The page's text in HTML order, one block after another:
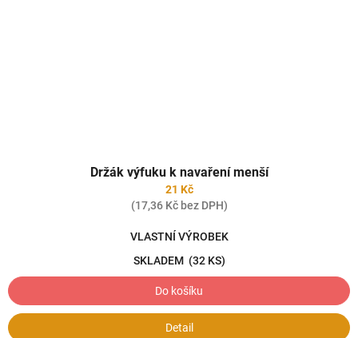
Držák výfuku k navaření menší
21 Kč
(17,36 Kč bez DPH)
VLASTNÍ VÝROBEK
SKLADEM (32 KS)
Do košíku
Detail